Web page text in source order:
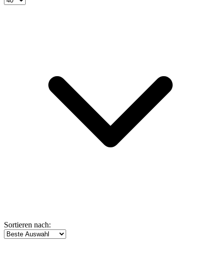
Sortieren nach: